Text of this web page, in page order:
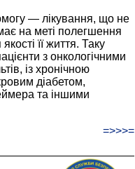
— лікування, що не
на меті полегшення
її життя. Таку
з онкологічними
із хронічною
діабетом,
та іншими
=>>>=